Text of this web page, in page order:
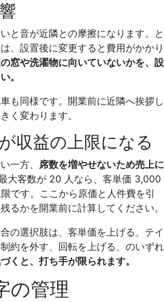
と音が近隣との摩擦になります。と
、設置後に変更すると費用がかかり
窓や洗濯物に向いていないかを、設
。
も同様です。開業前に近隣へ挨拶し
く変わります。
収益の上限になる
一方、 席数を増やせないため売上に
大客数が 20 人なら、客単価 3,000
です。ここから原価と人件費を引
るかを開業前に計算してください。
の選択肢は、客単価を上げる、テイ
約を外す、回転を上げる、のいずれ
くと、打ち手が限られます。
の管理